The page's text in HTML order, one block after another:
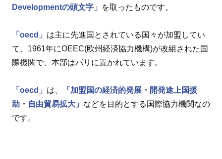
Developmentの頭文字」
を取ったものです。
「oecd」 は主に先進国とされている国々が加盟してい
て、1961年にOEEC(欧州経済協力機構)が改組された国
際機関で、本部はパリに置かれています。
「oecd」 は、
「加盟国の経済的発展・開発途上国援
助・自由貿易拡大」 などを目的とする国際協力機関なの
です。